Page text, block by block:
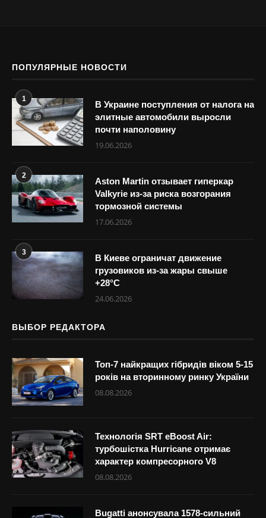
ПОПУЛЯРНЫЕ НОВОСТИ
1
В Украине поступления от налога на
элитные автомобили выросли
почти наполовину
19.06.2026
2
Aston Martin отзывает гиперкар
Valkyrie из-за риска возгорания
тормозной системы
17.06.2026
3
В Киеве ограничат движение
грузовиков из-за жары свыше
+28°С
24.06.2026
ВЫБОР РЕДАКТОРА
Топ-7 найкращих гібридів віком 5-15
років на вторинному ринку України
08.08.2026
Технологія SRT eBoost Air:
турбошістка Hurricane отримає
характер компресорного V8
08.08.2026
Bugatti анонсувала 1578-сильний